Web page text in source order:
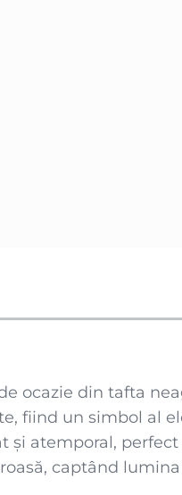
ocazie din tafta
fiind un simbol al
și atemporal,
captând